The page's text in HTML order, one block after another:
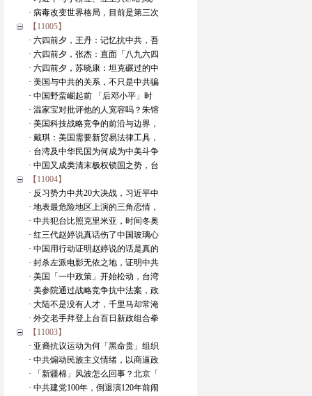
· 病毒改变世界格局，目前是第三次
【11005】
· 六四前夕，王丹：记忆抗中共，吾
· 六四前夕，张杰：直面「八九六四
· 六四前夕，苏晓康：坦克碾过的中
· 美国与中共的关系，不只是中共骗
· 中国野蛮崛起前 「后邓小平」时
· 温家宝对批评他的人宽容吗？朱镕
· 美国科技战略竞争的前沿与边界，
· 戴琪：美国需要新贸易法律工具，
· 台湾及中华民国为何成为中美斗争
· 中国又成类清末极权锁国之势，台
【11004】
· 反习势力中共20大决战，习近平中
· 地表最危险地区上演的三角恋情，
· 中共犯台比照克里米亚，时间冬奥
· 红三代赵婷说真话伤了中国玻璃心
· 中国用行动证明赵婷说的话是真的
· 封杀左派电影无依之地，证明中共
· 美国「一中政策」开始松动，台湾
· 美参院通过战略竞争抗中法案，政
· 大陆不是没有人才，千里马却常淹
· 外交老手拜登上台百日新政组合拳
【11003】
· 亚裔抗议运动为何「黑命贵」组织
· 中共煽动民族主义情绪，以商逼政
· 「新疆棉」风波怎么回事？北京「
· 中共建党100年，倒退演120年前闹